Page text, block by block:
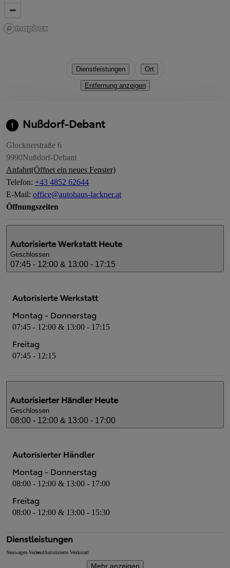
Dienstleistungen Ort
Entfernung anzeigen
1 Nußdorf-Debant
Glocknerstraße 6
9990Nußdorf-Debant
Anfahrt(Öffnet ein neues Fenster)
Telefon: +43 4852 62644
E-Mail: office@autohaus-lackner.at
Öffnungszeiten
Autorisierte Werkstatt Heute
Geschlossen
07:45 - 12:00 & 13:00 - 17:15
Autorisierte Werkstatt
Montag - Donnerstag
07:45 - 12:00 & 13:00 - 17:15
Freitag
07:45 - 12:15
Autorisierter Händler Heute
Geschlossen
08:00 - 12:00 & 13:00 - 17:00
Autorisierter Händler
Montag - Donnerstag
08:00 - 12:00 & 13:00 - 17:00
Freitag
08:00 - 12:00 & 13:00 - 15:30
Dienstleistungen
Neuwagen-VerkaufAutorisierte Werkstatt
Mehr anzeigen